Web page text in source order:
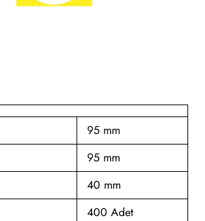
95 mm
95 mm
40 mm
400 Adet